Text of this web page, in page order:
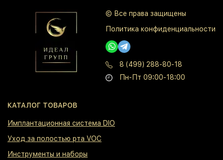
© Все права защищены
Политика конфиденциальности
8 (499) 288-80-18
Пн-Пт 09:00-18:00
КАТАЛОГ ТОВАРОВ
⁠Имплантационная система DIO
⁠Уход за полостью рта VOC
⁠Инструменты и наборы